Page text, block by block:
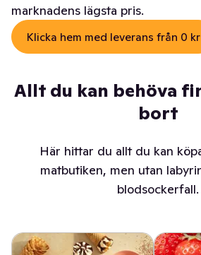
marknadens lägsta pris.
Klicka hem med leverans från 0 kr
Allt du kan behöva
bort
Här hittar du allt du kan
matbutiken, men utan
blodsockerfall.